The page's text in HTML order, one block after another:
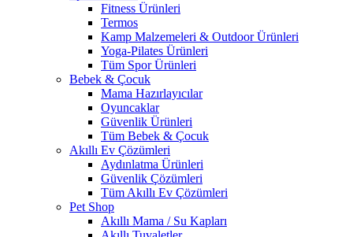
Fitness Ürünleri
Termos
Kamp Malzemeleri & Outdoor Ürünleri
Yoga-Pilates Ürünleri
Tüm Spor Ürünleri
Bebek & Çocuk
Mama Hazırlayıcılar
Oyuncaklar
Güvenlik Ürünleri
Tüm Bebek & Çocuk
Akıllı Ev Çözümleri
Aydınlatma Ürünleri
Güvenlik Çözümleri
Tüm Akıllı Ev Çözümleri
Pet Shop
Akıllı Mama / Su Kapları